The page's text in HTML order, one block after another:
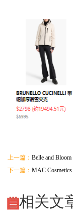
上一篇： Belle and
下一篇： MAC
相关文